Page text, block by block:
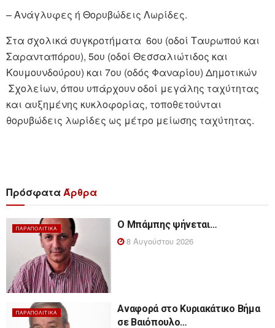
– Ανάγλυφες ή Θορυβώδεις Λωρίδες.
Στα σχολικά συγκροτήματα 6ου (οδοί Ταυρωπού και
Σαρανταπόρου), 5ου (οδοί Θεσσαλιώτιδος και
Κουμουνδούρου) και 7ου (οδός Φαναρίου) Δημοτικών
Σχολείων, όπου υπάρχουν οδοί μεγάλης ταχύτητας
και αυξημένης κυκλοφορίας, τοποθετούνται
θορυβώδεις λωρίδες ως μέτρο μείωσης ταχύτητας.
ΠρόσφαταΆρθρα
ΠΑΡΑΠΟΛΙΤΙΚΆ
Ο Μπάμπης ψήνεται…
8 Αυγούστου 2026
ΠΑΡΑΠΟΛΙΤΙΚΆ
Αναφορά στο Κυριακάτικο Βήμα
σε Βαιόπουλο…